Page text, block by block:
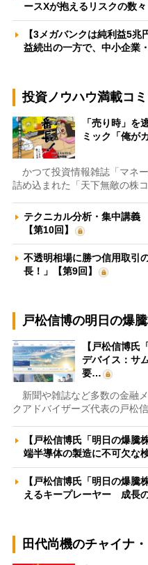
ースXが抱えるリスクの数
【3メガバンクは純利益5
益続出の一方で、中小企業
投資ノウハウ満載コ
「売り時」
ミック「俺が
かつて投資情報雑誌「マネ
詰め込まれた「天下無敵の株
テクニカル分析・集中講義
【第10回】
不透明相場に勝つ信用取引
長！」【第9回】
戸松信博の明日の爆
【戸松信博氏
デバイス：サ
要…
新聞や雑誌など多数の金融
クアドバイザーズ代表の戸松
【戸松信博氏「明日の爆騰
端半導体の製造に不可欠な
【戸松信博氏「明日の爆
えるキープレーヤー 成長
田代尚機のチャイナ